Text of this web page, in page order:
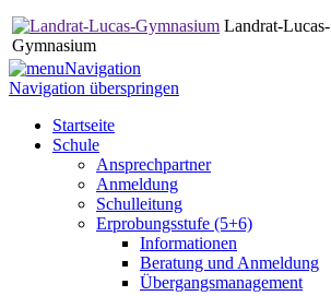
Landrat-Lucas-
Gymnasium
Navigation
Navigation überspringen
Startseite
Schule
Ansprechpartner
Anmeldung
Schulleitung
Erprobungsstufe (5+6)
Informationen
Beratung und Anmeldung
Übergangsmanagement